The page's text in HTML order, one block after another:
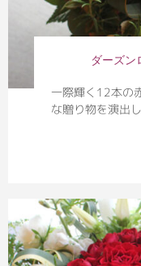
ダーズン
一際輝く12本の
な贈り物を演出し